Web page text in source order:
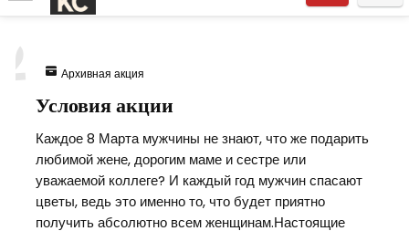
Архивная акция
Условия акции
Каждое 8 Марта мужчины не знают, что же подарить
любимой жене, дорогим маме и сестре или
уважаемой коллеге? И каждый год мужчин спасают
цветы, ведь это именно то, что будет приятно
получить абсолютно всем женщинам.Настоящие